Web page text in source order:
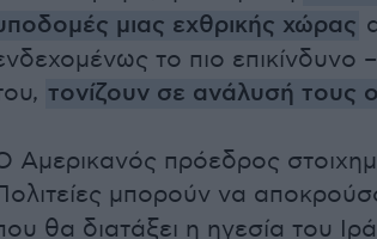
μιας εχθρικής χώρας
το πιο επικίνδυνο
τονίζουν σε ανάλυσή τους
Αμερικανός πρόεδρος
μπορούν να
θα διατάξει η ηγεσία του